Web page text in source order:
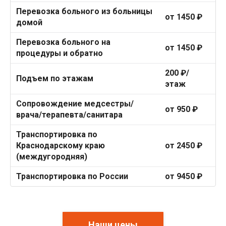
Перевозка больного из больницы
домой
от 1450 ₽
Перевозка больного на
процедуры и обратно
от 1450 ₽
Подъем по этажам
200 ₽/
этаж
Сопровождение медсестры/
врача/терапевта/санитара
от 950 ₽
Транспортировка по
Краснодарскому краю
(междугородняя)
от 2450 ₽
Транспортировка по России от 9450 ₽